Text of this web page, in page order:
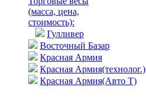
(масса, цена,
стоимость):
Гулливер
Восточный Базар
Красная Армия
Красная Армия(технолог.)
Красная Армия(Авто Т)